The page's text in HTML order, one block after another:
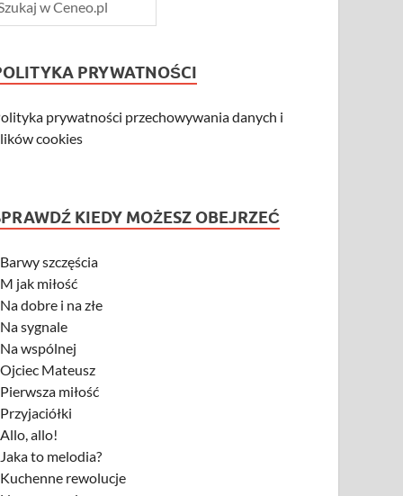
PRYWATNOŚCI
prywatności przechowywania danych i
cookies
KIEDY MOŻESZ OBEJRZEĆ
Barwy szczęścia
M jak miłość
Na dobre i na złe
Na sygnale
Na wspólnej
Ojciec Mateusz
Pierwsza miłość
Przyjaciółki
Allo, allo!
Jaka to melodia?
Kuchenne rewolucje